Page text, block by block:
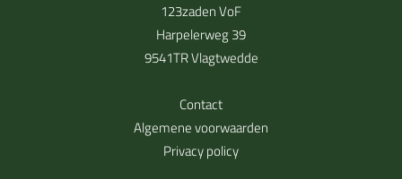
123zaden VoF
Harpelerweg 39
9541TR Vlagtwedde
Contact
Algemene voorwaarden
Privacy policy